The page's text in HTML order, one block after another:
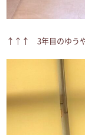
↑↑↑ 3年目のゆう